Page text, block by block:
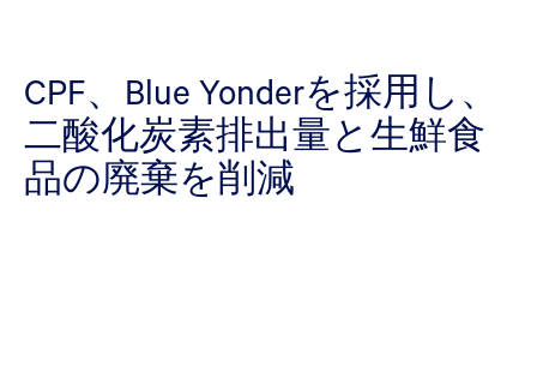
CPF、Blue Yonderを採用し、
二酸化炭素排出量と生鮮食
品の廃棄を削減